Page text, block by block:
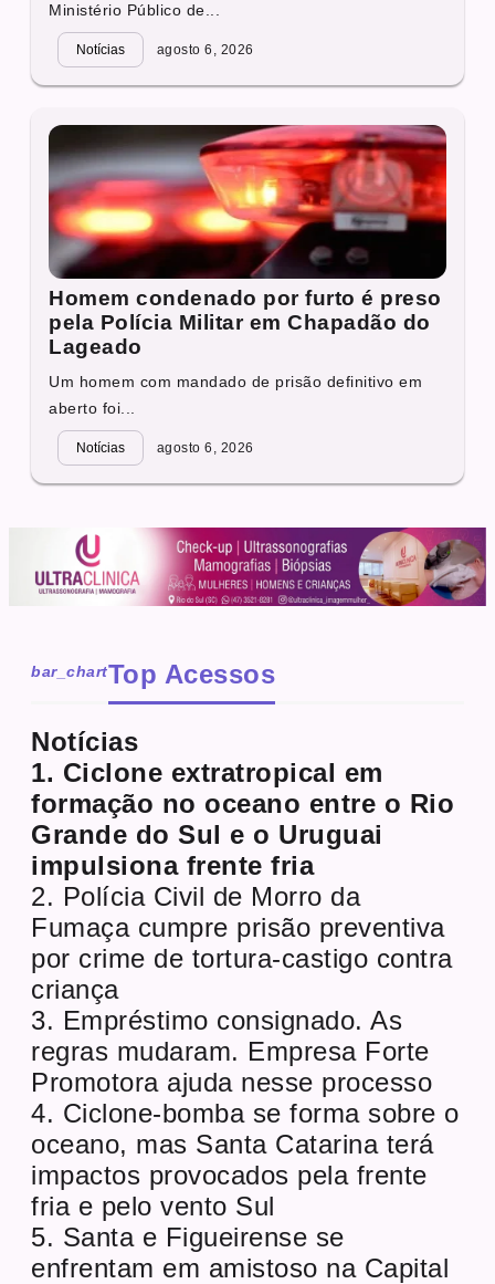
Ministério Público de...
Notícias agosto 6, 2026
Homem condenado por furto é preso
pela Polícia Militar em Chapadão do
Lageado
Um homem com mandado de prisão definitivo em
aberto foi...
Notícias agosto 6, 2026
bar_chartTop Acessos
Notícias
1. Ciclone extratropical em
formação no oceano entre o Rio
Grande do Sul e o Uruguai
impulsiona frente fria
2. Polícia Civil de Morro da
Fumaça cumpre prisão preventiva
por crime de tortura-castigo contra
criança
3. Empréstimo consignado. As
regras mudaram. Empresa Forte
Promotora ajuda nesse processo
4. Ciclone-bomba se forma sobre o
oceano, mas Santa Catarina terá
impactos provocados pela frente
fria e pelo vento Sul
5. Santa e Figueirense se
enfrentam em amistoso na Capital